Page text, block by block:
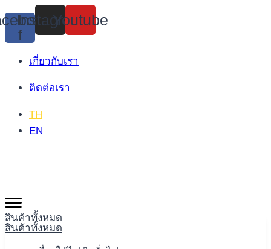
Skip
to
content
f
Instagram
Youtube
เกี่ยวกับเรา
ติดต่อเรา
TH
EN
สินค้าทั้งหมด
สินค้าทั้งหมด